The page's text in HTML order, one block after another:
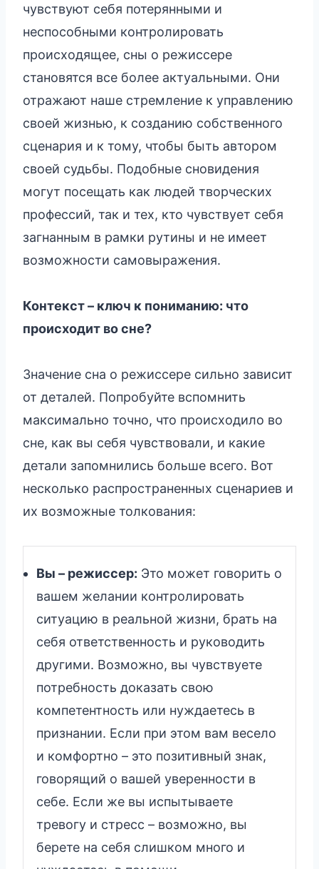
чувствуют себя потерянными и
неспособными контролировать
происходящее, сны о режиссере
становятся все более актуальными. Они
отражают наше стремление к управлению
своей жизнью, к созданию собственного
сценария и к тому, чтобы быть автором
своей судьбы. Подобные сновидения
могут посещать как людей творческих
профессий, так и тех, кто чувствует себя
загнанным в рамки рутины и не имеет
возможности самовыражения.
Контекст – ключ к пониманию: что
происходит во сне?
Значение сна о режиссере сильно зависит
от деталей. Попробуйте вспомнить
максимально точно, что происходило во
сне, как вы себя чувствовали, и какие
детали запомнились больше всего. Вот
несколько распространенных сценариев и
их возможные толкования:
Вы – режиссер: Это может говорить о
вашем желании контролировать
ситуацию в реальной жизни, брать на
себя ответственность и руководить
другими. Возможно, вы чувствуете
потребность доказать свою
компетентность или нуждаетесь в
признании. Если при этом вам весело
и комфортно – это позитивный знак,
говорящий о вашей уверенности в
себе. Если же вы испытываете
тревогу и стресс – возможно, вы
берете на себя слишком много и